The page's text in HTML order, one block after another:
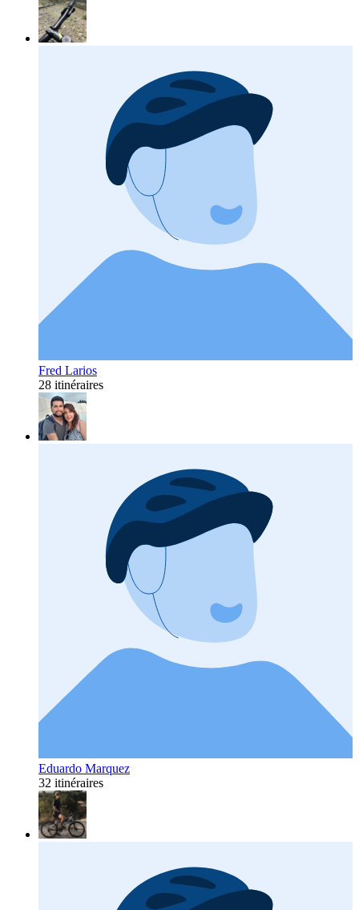
Fred Larios
28 itinéraires
Eduardo Marquez
32 itinéraires